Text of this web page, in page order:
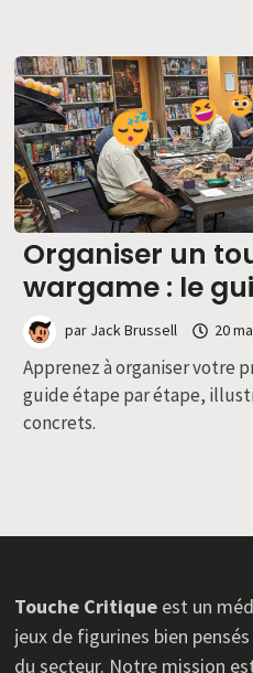
Organiser un
wargame : le
par Jack Brussell 20
Apprenez à organiser votre
guide étape par étape,
concrets.
Touche Critique est un
jeux de figurines bien
du secteur. Notre mission